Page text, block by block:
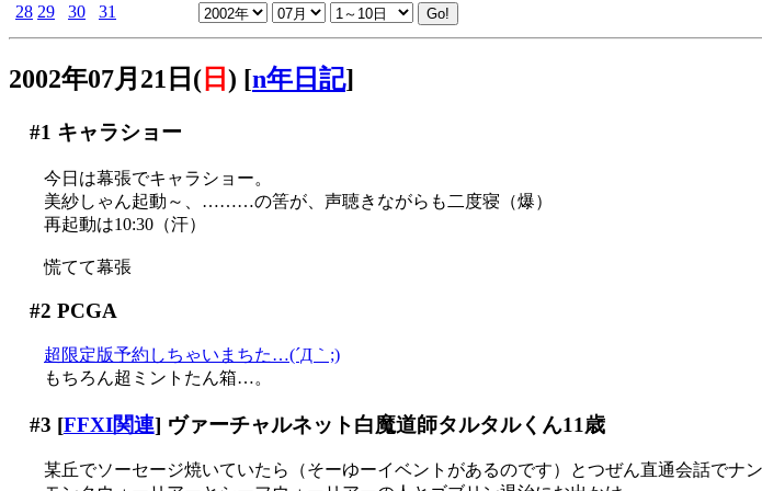
28 29 30 31
2002年07月21日( 日 ) [n年日記]
#1 キャラショー
今日は幕張でキャラショー。
美紗しゃん起動～、………の筈が、声聴きながらも二度寝（爆）
再起動は10:30（汗）
慌てて幕張
#2 PCGA
超限定版予約しちゃいまちた…(´Д｀;)
もちろん超ミントたん箱…。
#3 [FFXI関連] ヴァーチャルネット白魔道師タルタルくん11歳
某丘でソーセージ焼いていたら（そーゆーイベントがあるのです）とつぜん直通会話でナ